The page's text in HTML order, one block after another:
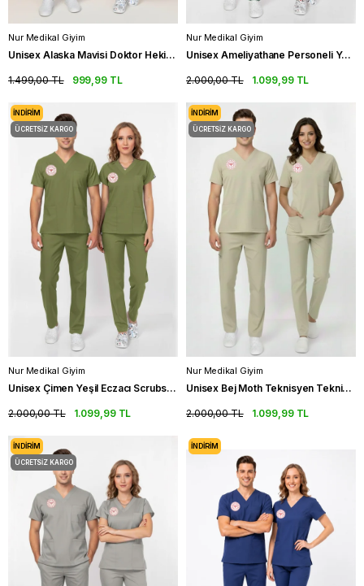
Nur Medikal Giyim
Unisex Alaska Mavisi Doktor Hekim Scrubs Takım (Sağlık Bakanlığı Yeni Yönetmeliğe Uygun)
999,99 TL
1.499,00 TL
Nur Medikal Giyim
Unisex Ameliyathane Personeli Yeşil Scrubs Üniforma Takım Frosty Spruce (Sağlık Bakanlığı Yeni Yönetmeliğe Uygun)
1.099,99 TL
2.000,00 TL
Nur Medikal Giyim
Unisex Çimen Yeşil Eczacı Scrubs Üniforma Takım Grasshopper(Sağlık Bakanlığı Yeni Yönetmeliğe Uygun)
1.099,99 TL
2.000,00 TL
İNDIRIM
ÜCRETSIZ KARGO
Nur Medikal Giyim
Unisex Bej Moth Teknisyen Tekniker Tıbbı Sekreter Scrubs Üniforma Takım (Sağlık Bak.Yeni Yön.Uygun)
1.099,99 TL
2.000,00 TL
İNDIRIM
ÜCRETSIZ KARGO
İNDIRIM
ÜCRETSIZ KARGO
İNDIRIM